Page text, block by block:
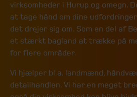
virksomheder i Hurup og omegn.
at tage hånd om dine
det drejer sig om. Som en del af
et stærkt bagland at trække på
for flere områder.
Vi hjælper bl.a. landmænd,
detailhandlen. Vi har en meget